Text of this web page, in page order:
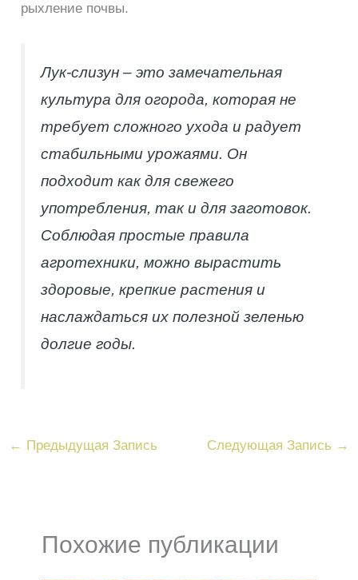
рыхление почвы.
Лук-слизун – это замечательная
культура для огорода, которая не
требует сложного ухода и радует
стабильными урожаями. Он
подходит как для свежего
употребления, так и для заготовок.
Соблюдая простые правила
агротехники, можно вырастить
здоровые, крепкие растения и
наслаждаться их полезной зеленью
долгие годы.
← Предыдущая Запись Следующая Запись →
Похожие публикации